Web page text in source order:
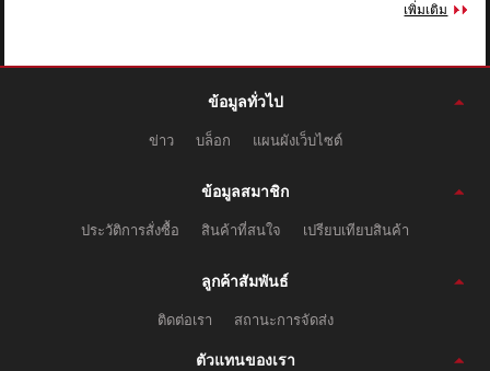
เพิ่มเติม
ข้อมูลทั่วไป
ข่าว บล็อก แผนผังเว็บไซต์
ข้อมูลสมาชิก
ประวัติการสั่งซื้อ สินค้าที่สนใจ เปรียบเทียบสินค้า
ลูกค้าสัมพันธ์
ติดต่อเรา สถานะการจัดส่ง
ตัวแทนของเรา